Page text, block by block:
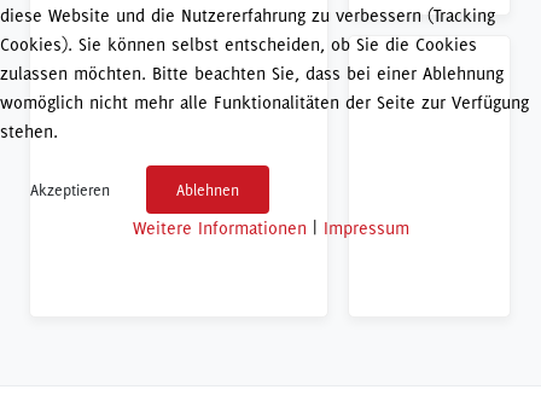
diese Website und die Nutzererfahrung zu verbessern (Tracking
Cookies). Sie können selbst entscheiden, ob Sie die Cookies
zulassen möchten. Bitte beachten Sie, dass bei einer Ablehnung
womöglich nicht mehr alle Funktionalitäten der Seite zur Verfügung
stehen.
Akzeptieren Ablehnen
Weitere Informationen Impressum